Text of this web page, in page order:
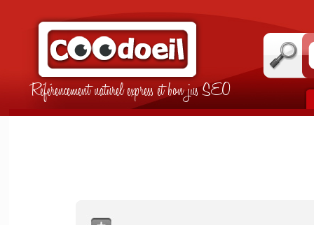
Référencement naturel express et bon jus SEO